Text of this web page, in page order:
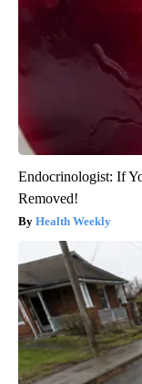
Endocrinologist: If
Removed!
Health Weekly